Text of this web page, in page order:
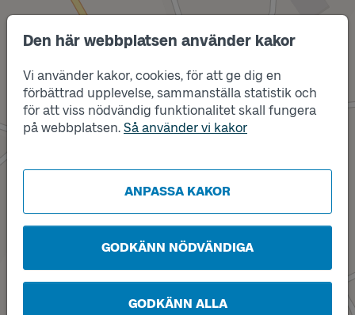
Den här webbplatsen använder kakor
Vi använder kakor, cookies, för att ge dig en
förbättrad upplevelse, sammanställa statistik och
för att viss nödvändig funktionalitet skall fungera
på webbplatsen. Så använder vi kakor
ANPASSA KAKOR
GODKÄNN NÖDVÄNDIGA
GODKÄNN ALLA
Läge
A
Läge
B